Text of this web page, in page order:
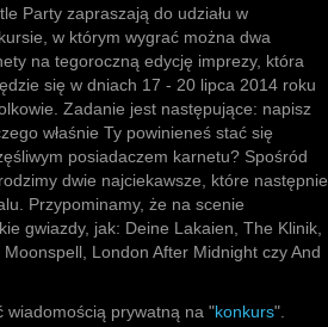
Party zapraszają do udziału w
w którym wygrać można dwa
na tegoroczną edycję imprezy, która
się w dniach 17 - 20 lipca 2014 roku
Zadanie jest następujące: napisz
właśnie Ty powinieneś stać się
posiadaczem karnetu? Spośród
dwie najciekawsze, które następnie
Przypominamy, że na scenie
gwiazdy, jak: Deine Lakaien, The Klinik,
London After Midnight czy And
wiadomością prywatną na "konkurs".